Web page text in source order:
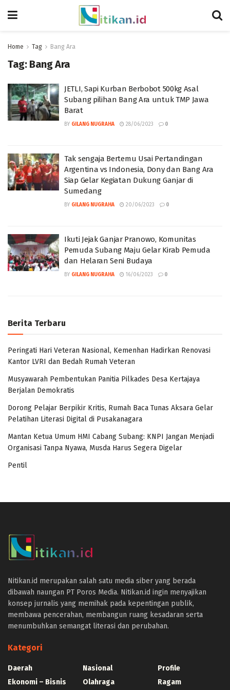
Home Tag Bang Ara
Tag: Bang Ara
JETLI, Sapi Kurban Berbobot 500kg Asal
Subang pilihan Bang Ara untuk TMP Jawa
Barat
BY GILANG NUGRAHA 28/06/2023 0
Tak sengaja Bertemu Usai Pertandingan
Argentina vs Indonesia, Dony dan Bang Ara
Siap Gelar Kegiatan Dukung Ganjar di
Sumedang
BY GILANG NUGRAHA 20/06/2023 0
Ikuti Jejak Ganjar Pranowo, Komunitas
Pemuda Subang Maju Gelar Kirab Pemuda
dan Helaran Seni Budaya
BY GILANG NUGRAHA 16/06/2023 0
Berita Terbaru
Peringati Hari Veteran Nasional, Kemenhan Hadirkan Renovasi
Kantor LVRI dan Bedah Rumah Veteran
Musyawarah Pembentukan Panitia Pilkades Desa Kertajaya
Berjalan Demokratis
Dorong Pelajar Berpikir Kritis, Rumah Baca Tunas Aksara Gelar
Pelatihan Literasi Digital di Pusakanagara
Mantan Ketua Umum HMI Cabang Subang: KNPI Jangan Menjadi
Organisasi Tanpa Nyawa, Musda Harus Segera Digelar
Pentil
joker123
slot777
slot scatter hitam
https://ptnobelindonesia.com/
https://okegas.id/
https://dukcapil.selumakab.go.id/
https://store.scuto.co.id/wp-content/products/
https://selumakab.go.id/
https://krakatauniaga.co.id/run/
https://bossfood.co.id/wp-content/pound/
slot138
Nitikan.id merupakan salah satu media siber yang berada
dibawah naungan PT Poros Media. Nitikan.id ingin menyajikan
konsep jurnalis yang memihak pada kepentingan publik,
membawa pencerahan, membangun ruang kesadaran serta
menumbuhkan semangat literasi dan perubahan.
Kategori
Daerah
Ekonomi – Bisnis
Nasional
Olahraga
Profile
Ragam